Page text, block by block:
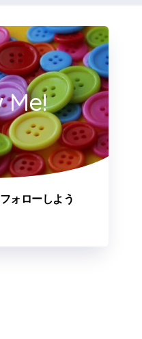
Me!
ォローしよう